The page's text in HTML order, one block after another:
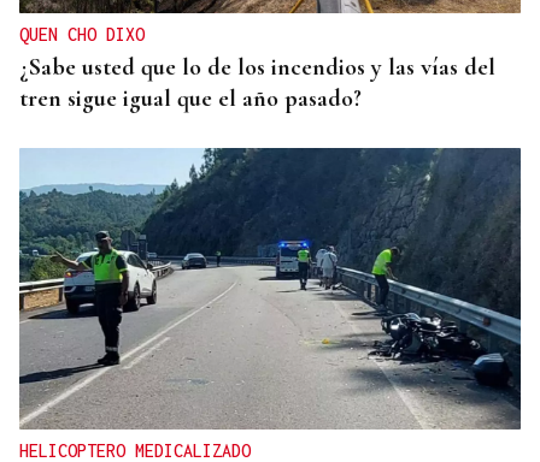
QUEN CHO DIXO
¿Sabe usted que lo de los incendios y las vías del
tren sigue igual que el año pasado?
HELICOPTERO MEDICALIZADO